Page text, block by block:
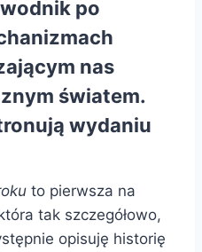
po
nas
światem.
wydaniu
to pierwsza na
tak szczegółowo,
opisuję historię